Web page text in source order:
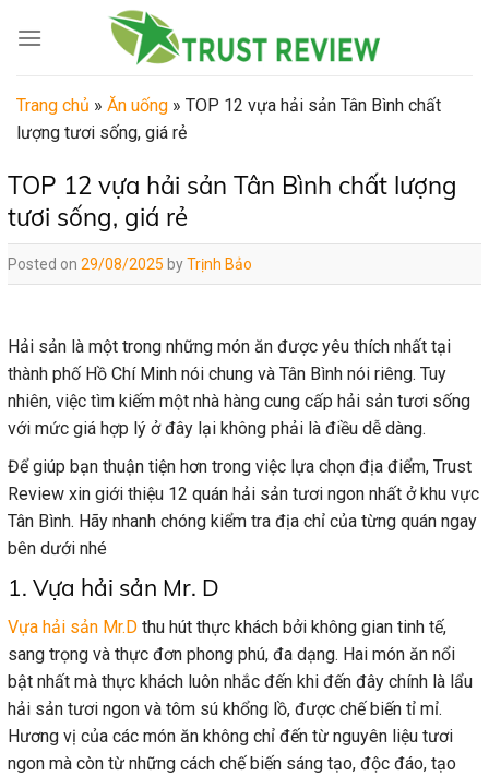
Trang chủ » Ăn uống » TOP 12 vựa hải sản Tân Bình chất
lượng tươi sống, giá rẻ
TOP 12 vựa hải sản Tân Bình chất lượng
tươi sống, giá rẻ
Posted on 29/08/2025 byTrịnh Bảo
Hải sản là một trong những món ăn được yêu thích nhất tại
thành phố Hồ Chí Minh nói chung và Tân Bình nói riêng. Tuy
nhiên, việc tìm kiếm một nhà hàng cung cấp hải sản tươi sống
với mức giá hợp lý ở đây lại không phải là điều dễ dàng.
Để giúp bạn thuận tiện hơn trong việc lựa chọn địa điểm, Trust
Review xin giới thiệu 12 quán hải sản tươi ngon nhất ở khu vực
Tân Bình. Hãy nhanh chóng kiểm tra địa chỉ của từng quán ngay
bên dưới nhé
1. Vựa hải sản Mr. D
Vựa hải sản Mr.D thu hút thực khách bởi không gian tinh tế,
sang trọng và thực đơn phong phú, đa dạng. Hai món ăn nổi
bật nhất mà thực khách luôn nhắc đến khi đến đây chính là lẩu
hải sản tươi ngon và tôm sú khổng lồ, được chế biến tỉ mỉ.
Hương vị của các món ăn không chỉ đến từ nguyên liệu tươi
ngon mà còn từ những cách chế biến sáng tạo, độc đáo, tạo